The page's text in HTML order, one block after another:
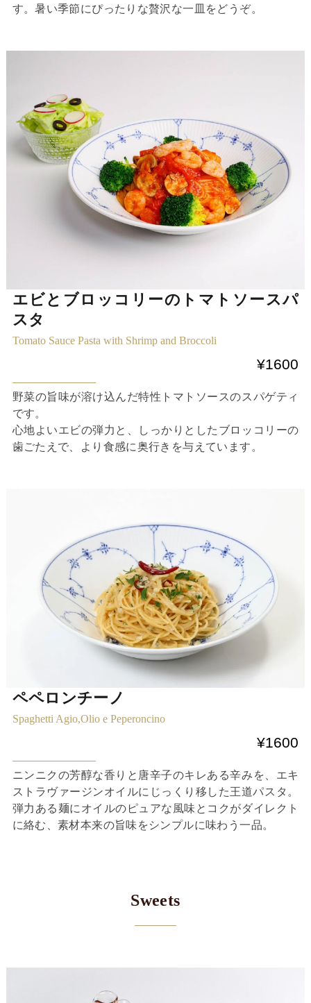
す。暑い季節にぴったりな贅沢な一皿をどうぞ。
エビとブロッコリーのトマトソースパ
スタ
Tomato Sauce Pasta with Shrimp and Broccoli
¥1600
野菜の旨味が溶け込んだ特性トマトソースのスパゲティ
です。
心地よいエビの弾力と、しっかりとしたブロッコリーの
歯ごたえで、より食感に奥行きを与えています。
ペペロンチーノ
Spaghetti Agio,Olio e Peperoncino
¥1600
ニンニクの芳醇な香りと唐辛子のキレある辛みを、エキ
ストラヴァージンオイルにじっくり移した王道パスタ。
弾力ある麺にオイルのピュアな風味とコクがダイレクト
に絡む、素材本来の旨味をシンプルに味わう一品。
Sweets